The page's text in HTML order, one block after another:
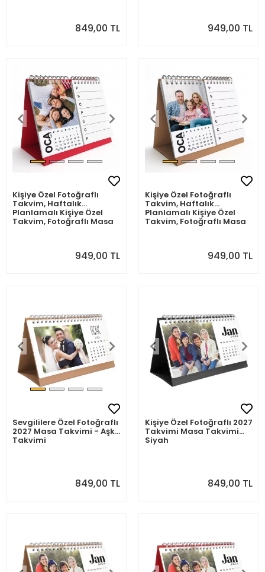
849,00 TL 949,00 TL
Kişiye Özel Fotoğraflı
Takvim, Haftalık
Planlamalı Kişiye Özel
Takvim, Fotoğraflı Masa
949,00 TL
Kişiye Özel Fotoğraflı
Takvim, Haftalık
Planlamalı Kişiye Özel
Takvim, Fotoğraflı Masa
949,00 TL
Sevgililere Özel Fotoğraflı
2027 Masa Takvimi - Aşk
Takvimi
849,00 TL
Kişiye Özel Fotoğraflı 2027
Takvimi Masa Takvimi
Siyah
849,00 TL